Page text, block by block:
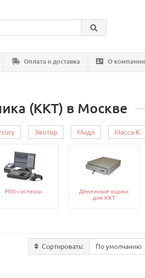
Оплата и доставка О компании
(ККТ) в Москве
Эвотор Мидл Масса-К
POS-системы
Денежные ящики
для ККТ
Сортировать: